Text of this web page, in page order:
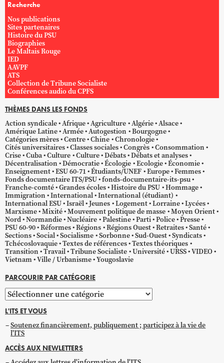
Recherche
Nos publications
Sites partenaires
Histoire du PSU
Biographies
Le Maltais Rouge
IED
AAVPF
ATS
Collection de Tribune Socialiste
Conférences audio du CPFS
THÈMES DANS LES FONDS
Action syndicale Afrique Agriculture Algérie Alsace
Amérique Latine Armée Autogestion
Bourgogne
Catégories mères Centre Chine Chronologie
Cités universitaires Classes sociales Congrès Consommation
Crise Cuba Culture Culture Débats Débats et analyses
Décentralisation Démocratie Écologie Ecologie Économie
Enseignement ESU 60-71 Étudiants/UNEF Europe Femmes
Fonds documentaire ITS/PSU fonds-documentaire-its-psu
Franche-comté Grandes écoles Histoire du PSU Hommage
Immigration International International (étudiant)
International ESU Israël Jeunes Logement Lorraine Lycées
Marxisme Mixité Mouvement politique de masse Moyen Orient
Nord Normandie Nucléaire Palestine Parti Police Presse
PSU 60-90 Réformes Régions Régions Ouest Retraites Santé
Sections Social Socialisme Sorbonne Sud-Ouest Syndicats
Tchécoslovaquie Textes de références Textes théoriques
Transition Travail Tribune Socialiste Université URSS VIDEO
Vietnam Ville / Urbanisme Yougoslavie
PARCOURIR PAR CATÉGORIE
Parcourir
par
catégorie
L'ITS ET VOUS
Soutenez financièrement, publiquement ; participez à la vie de
l'ITS
ACCÈS AUX NEWLETTERS